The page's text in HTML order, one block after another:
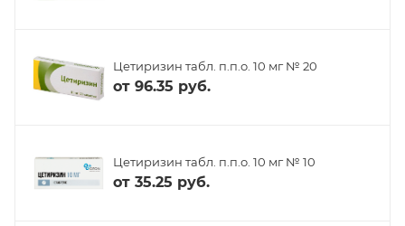
Цетиризин табл. п.п.о. 10 мг № 20
от 96.35 руб.
Цетиризин табл. п.п.о. 10 мг № 10
от 35.25 руб.